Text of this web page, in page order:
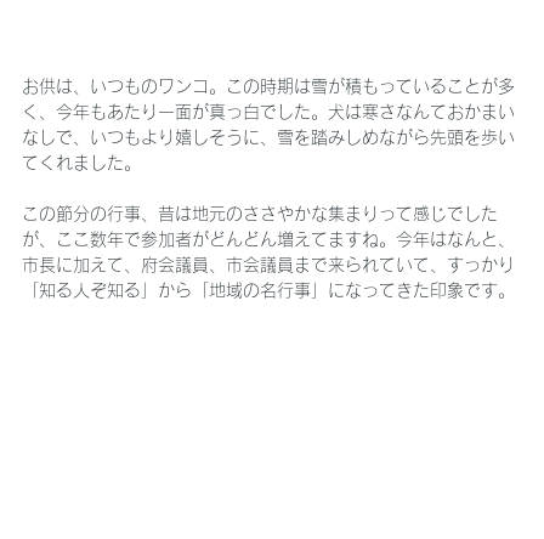
お供は、いつものワンコ。この時期は雪が積もっていることが多
く、今年もあたり一面が真っ白でした。犬は寒さなんておかまい
なしで、いつもより嬉しそうに、雪を踏みしめながら先頭を歩い
てくれました。
この節分の行事、昔は地元のささやかな集まりって感じでした
が、ここ数年で参加者がどんどん増えてますね。今年はなんと、
市長に加えて、府会議員、市会議員まで来られていて、すっかり
「知る人ぞ知る」から「地域の名行事」になってきた印象です。